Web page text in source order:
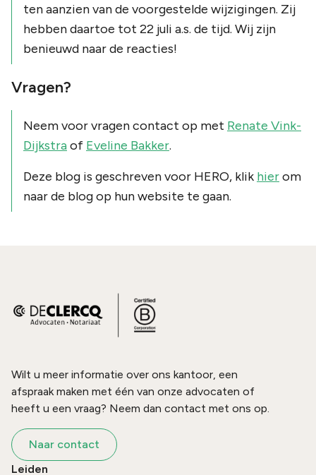
ten aanzien van de voorgestelde wijzigingen. Zij
hebben daartoe tot 22 juli a.s. de tijd. Wij zijn
benieuwd naar de reacties!
Vragen?
Neem voor vragen contact op met Renate Vink-
Dijkstraof Eveline Bakker.
Deze blog is geschreven voor HERO, klik hierom
naar de blog op hun website te gaan.
Wilt u meer informatie over ons kantoor, een
afspraak maken met één van onze advocaten of
heeft u een vraag? Neem dan contact met ons op.
Naar contact
Leiden